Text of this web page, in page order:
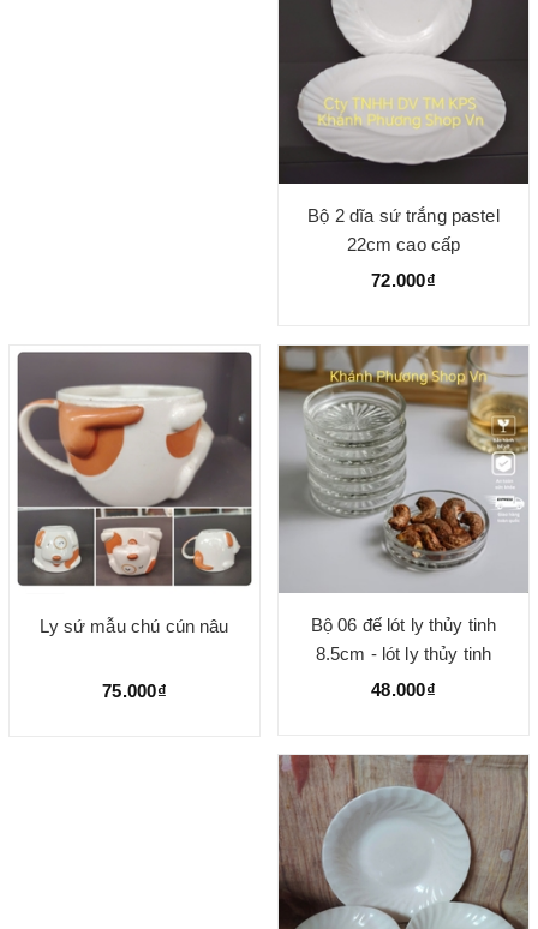
Bộ 2 dĩa sứ trắng pastel
22cm cao cấp
72.000₫
Ly sứ mẫu chú cún nâu
75.000₫
Bộ 06 đế lót ly thủy tinh
8.5cm - lót ly thủy tinh
48.000₫